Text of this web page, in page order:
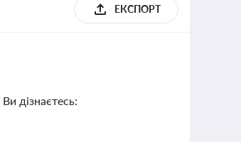
ЕКСПОРТ
дізнаєтесь: